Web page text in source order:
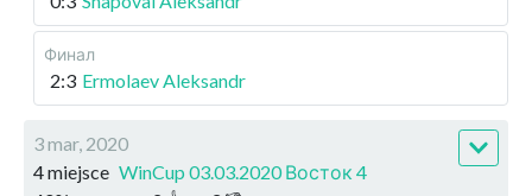
Финал
2:3 Ermolaev Aleksandr
3 mar, 2020
4 miejsce WinCup 03.03.2020 Восток 4